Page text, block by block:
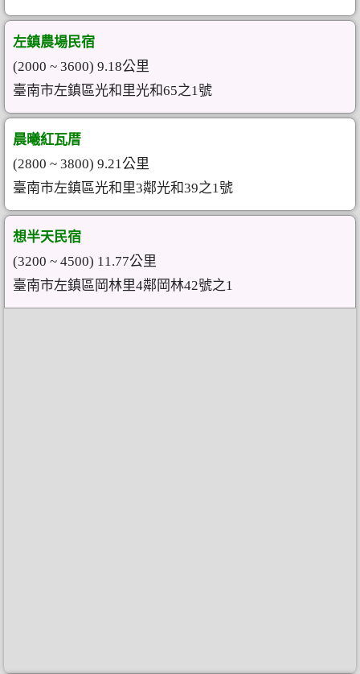
左鎮農場民宿
(2000 ~ 3600) 9.18公里
臺南市左鎮區光和里光和65之1號
晨曦紅瓦厝
(2800 ~ 3800) 9.21公里
臺南市左鎮區光和里3鄰光和39之1號
想半天民宿
(3200 ~ 4500) 11.77公里
臺南市左鎮區岡林里4鄰岡林42號之1